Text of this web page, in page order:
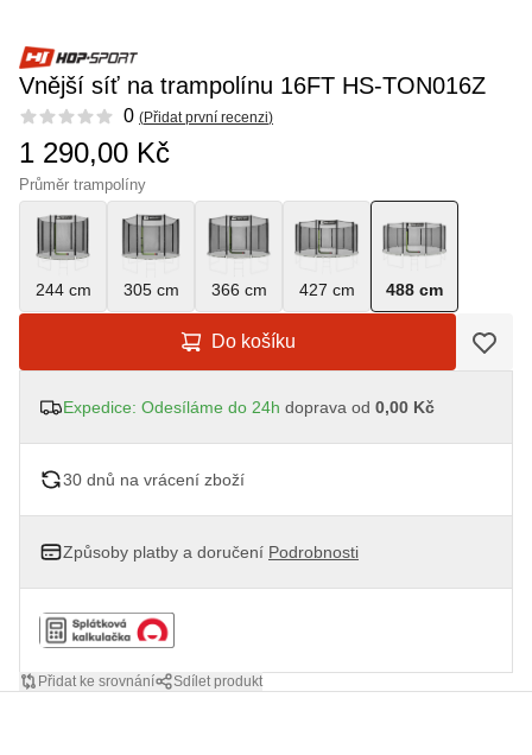
Vnější síť na trampolínu 16FT HS-TON016Z
Reviews 0 (Přidat první recenzi)
1 290,00 Kč
Průměr trampolíny
244 cm 305 cm 366 cm 427 cm 488 cm
Do košíku
Expedice: Odesíláme do 24h doprava od 0,00 Kč
30 dnů na vrácení zboží
Způsoby platby a doručení Podrobnosti
Přidat ke srovnání Sdílet produkt